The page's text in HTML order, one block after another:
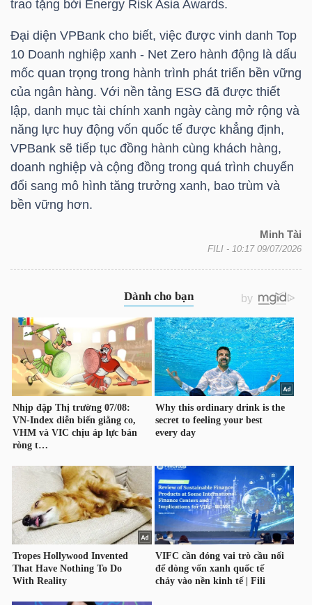
trao tặng bởi Energy Risk Asia Awards.
Đại diện VPBank cho biết, việc được vinh danh Top
10 Doanh nghiệp xanh - Net Zero hành động là dấu
mốc quan trọng trong hành trình phát triển bền vững
của ngân hàng. Với nền tảng ESG đã được thiết
lập, danh mục tài chính xanh ngày càng mở rộng và
năng lực huy động vốn quốc tế được khẳng định,
VPBank sẽ tiếp tục đồng hành cùng khách hàng,
doanh nghiệp và cộng đồng trong quá trình chuyển
đổi sang mô hình tăng trưởng xanh, bao trùm và
bền vững hơn.
Minh Tài
FILI - 10:17 09/07/2026
YẾU
TIÊU
DÙNG
THIẾT
YẾU
SỨC
TÀI
CHÍNH
NGHỆ
THÔNG
TIN